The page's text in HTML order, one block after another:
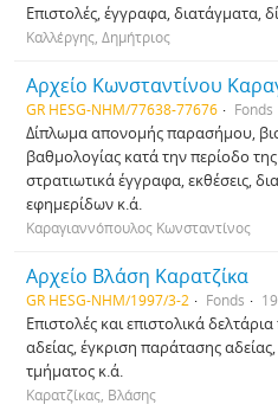
Επιστολές, έγγραφα, διατάγματα,
Καλλέργης, Δημήτριος
Αρχείο Κωνσταντίνου
GR HESG-NHM/77638-77676 Fonds
Δίπλωμα απονομής παρασήμου,
βαθμολογίας κατά την περίοδο
στρατιωτικά έγγραφα, εκθέσεις,
εφημερίδων κ.ά.
Καραγιαννόπουλος Κωνσταντίνος
Αρχείο Βλάση Καρατζίκα
GR HESG-NHM/1997/3-2 Fonds
Επιστολές και επιστολικά
αδείας, έγκριση παράτασης
τμήματος κ.ά.
Καρατζίκας, Βλάσης